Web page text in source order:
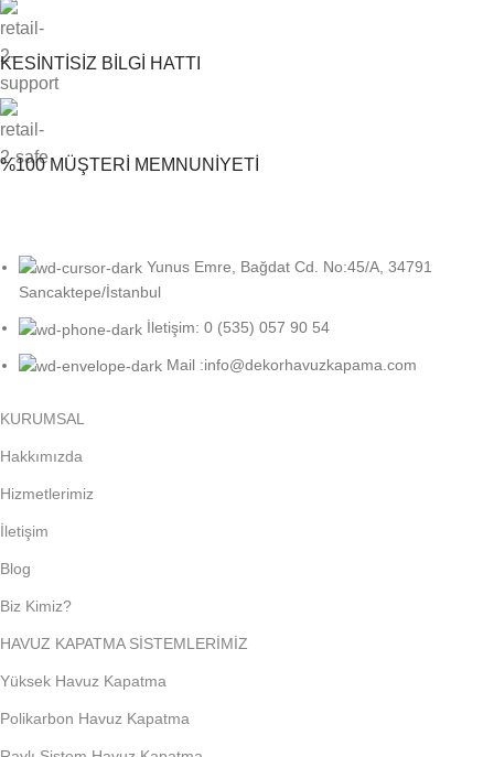
KESİNTİSİZ BİLGİ HATTI
%100 MÜŞTERİ MEMNUNİYETİ
Yunus Emre, Bağdat Cd. No:45/A, 34791
Sancaktepe/İstanbul
İletişim: 0 (535) 057 90 54
Mail :info@dekorhavuzkapama.com
KURUMSAL
Hakkımızda
Hizmetlerimiz
İletişim
Blog
Biz Kimiz?
HAVUZ KAPATMA SİSTEMLERİMİZ
Yüksek Havuz Kapatma
Polikarbon Havuz Kapatma